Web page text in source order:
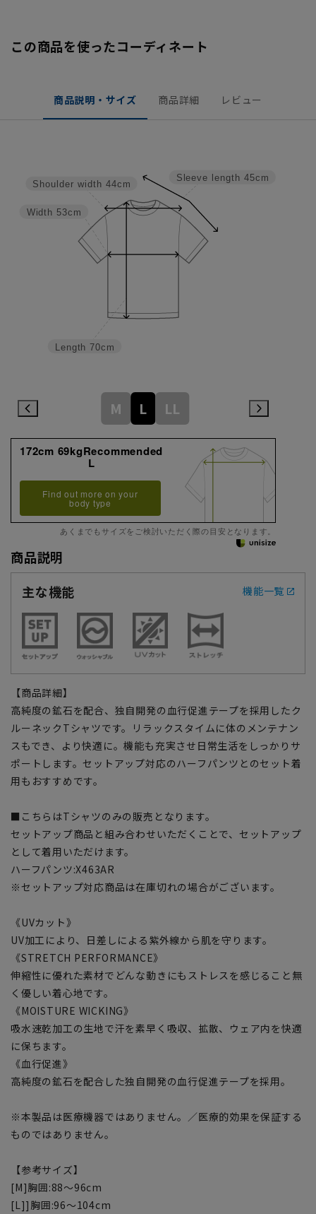
この商品を使ったコーディネート
商品説明・サイズ 商品詳細 レビュー
Sleeve length 45cm
Length 70cm
Width 53cm
Shoulder width 44cm
M L LL
172cm 69kgRecommended
L
Find out more on your
body type
あくまでもサイズをご検討いただく際の目安となります。
商品説明
主な機能
機能一覧
【商品詳細】
高純度の鉱石を配合、独自開発の血行促進テープを採用したク
ルーネックTシャツです。リラックスタイムに体のメンテナン
スもでき、より快適に。機能も充実させ日常生活をしっかりサ
ポートします。セットアップ対応のハーフパンツとのセット着
用もおすすめです。
■こちらはTシャツのみの販売となります。
セットアップ商品と組み合わせいただくことで、セットアップ
として着用いただけます。
ハーフパンツ:X463AR
※セットアップ対応商品は在庫切れの場合がございます。
《UVカット》
UV加工により、日差しによる紫外線から肌を守ります。
《STRETCH PERFORMANCE》
伸縮性に優れた素材でどんな動きにもストレスを感じること無
く優しい着心地です。
《MOISTURE WICKING》
吸水速乾加工の生地で汗を素早く吸収、拡散、ウェア内を快適
に保ちます。
《血行促進》
高純度の鉱石を配合した独自開発の血行促進テープを採用。
※本製品は医療機器ではありません。／医療的効果を保証する
ものではありません。
【参考サイズ】
[M]胸囲:88～96cm
[L]]胸囲:96～104cm